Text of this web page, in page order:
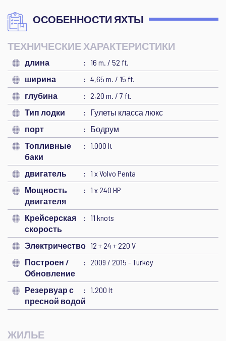
ОСОБЕННОСТИ ЯХТЫ
ТЕХНИЧЕСКИЕ ХАРАКТЕРИСТИКИ
длина
16 m. / 52 ft.
ширина
4,65 m. / 15 ft.
глубина
2,20 m. / 7 ft.
Тип лодки
Гулеты класса люкс
порт
Бодрум
Топливные
баки
1.000 lt
двигатель
1 x Volvo Penta
Мощность
двигателя
1 x 240 HP
Крейсерская
скорость
11 knots
Электричество 12 + 24 + 220 V
Построен /
Обновление
2009 / 2015 - Turkey
Резервуар с
пресной водой
1.200 lt
ЖИЛЬЕ